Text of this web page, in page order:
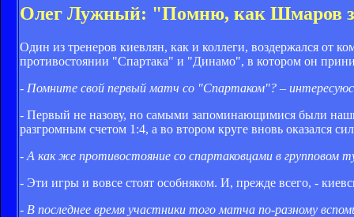
Олег Лужный: "Помню, как Шмаров
Один из тренеров киевлян, как и коллеги, воздержался от
противостоянии "Спартака" и "Динамо", в котором он
- Помните свой первый матч со "Спартаком"? –
- Первый не назову, но самыми запоминающимися были
разгромным счетом 1:4, а во втором круге вновь оказался
- А как же противостояние со спартаковцами в групповом
- Эти игры и вовсе стоят особняком. И, прежде всего, -
- В последнее время участники того матча по-разному